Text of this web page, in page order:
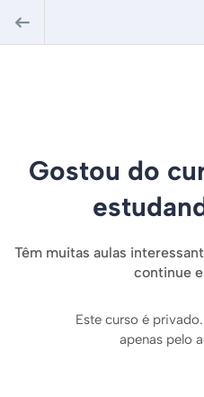
Gostou do
Têm muitas aulas
continue
Este curso é
apenas pelo